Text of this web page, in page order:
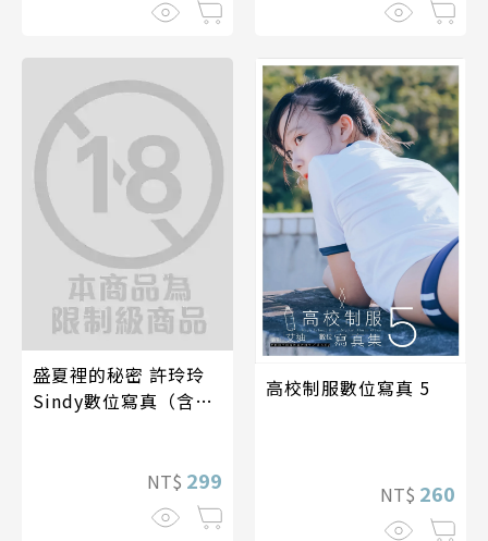
盛夏裡的秘密 許玲玲
Sindy數位寫真（含影
NT$ 299
高校制服數位寫真 5
NT$ 260